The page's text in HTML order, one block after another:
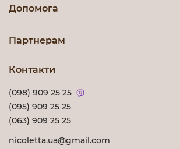
Допомога
Партнерам
Контакти
(098) 909 25 25
(095) 909 25 25
(063) 909 25 25
nicoletta.ua@gmail.com